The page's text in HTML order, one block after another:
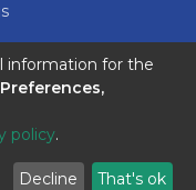
information for the
policy.
Decline That's ok